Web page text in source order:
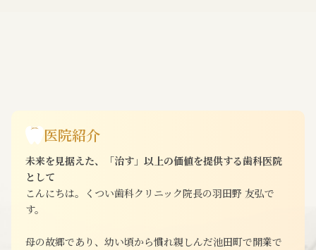
医院紹介
未来を見据えた、「治す」以上の価値を提供する歯科医院
として
こんにちは。くつい歯科クリニック院長の羽田野 友弘で
す。
母の故郷であり、幼い頃から慣れ親しんだ池田町で開業で